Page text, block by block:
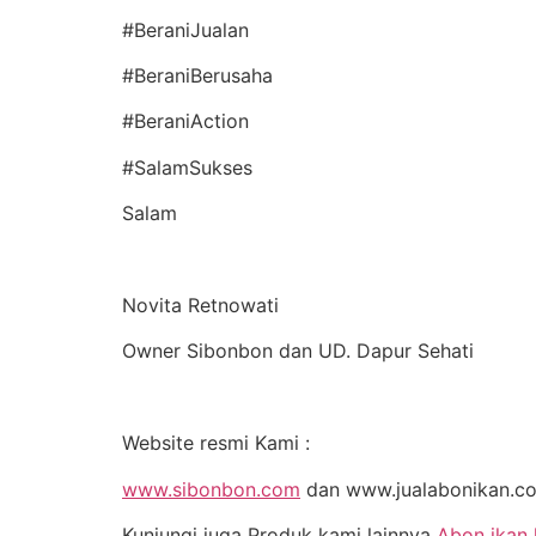
#BeraniJualan
#BeraniBerusaha
#BeraniAction
#SalamSukses
Salam
Novita Retnowati
Owner Sibonbon dan UD. Dapur Sehati
Website resmi Kami :
www.sibonbon.com dan